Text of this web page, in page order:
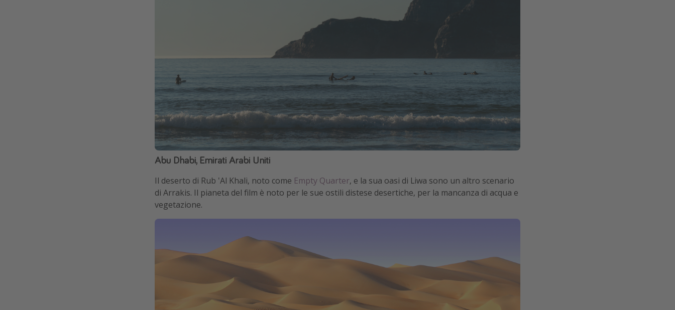
Abu Dhabi, Emirati Arabi Uniti
Il deserto di Rub 'Al Khali, noto come Empty Quarter, e la sua oasi di Liwa sono un altro scenario
di Arrakis. Il pianeta del film è noto per le sue ostili distese desertiche, per la mancanza di acqua e
vegetazione.